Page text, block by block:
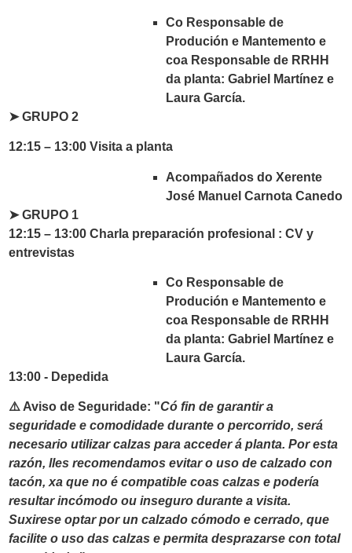
Co Responsable de
Produción e Mantemento e
coa Responsable de RRHH
da planta: Gabriel Martínez e
Laura García.
➤ GRUPO 2
12:15 – 13:00 Visita a planta
Acompañados do Xerente
José Manuel Carnota Canedo
➤ GRUPO 1
12:15 – 13:00 Charla preparación profesional : CV y
entrevistas
Co Responsable de
Produción e Mantemento e
coa Responsable de RRHH
da planta: Gabriel Martínez e
Laura García.
13:00 - Depedida
⚠️ Aviso de Seguridade: "Có fin de garantir a
seguridade e comodidade durante o percorrido, será
necesario utilizar calzas para acceder á planta. Por esta
razón, lles recomendamos evitar o uso de calzado con
tacón, xa que no é compatible coas calzas e podería
resultar incómodo ou inseguro durante a visita.
Suxirese optar por un calzado cómodo e cerrado, que
facilite o uso das calzas e permita desprazarse con total